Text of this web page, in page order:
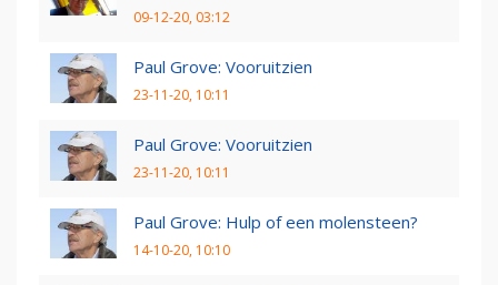
09-12-20, 03:12
Paul Grove: Vooruitzien
23-11-20, 10:11
Paul Grove: Vooruitzien
23-11-20, 10:11
Paul Grove: Hulp of een molensteen?
14-10-20, 10:10